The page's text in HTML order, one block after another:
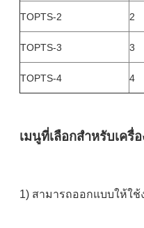
TOPTS-2 2
TOPTS-3 3
TOPTS-4 4
เมนูที่เลือกสําหรับเครื่
1) สามารถออกแบบให้ใ